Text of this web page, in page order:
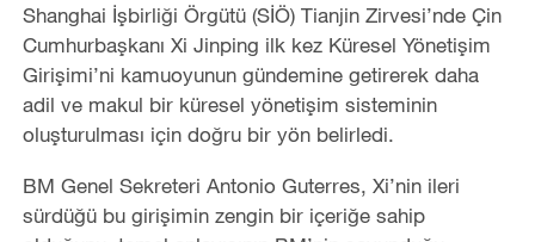
Shanghai İşbirliği Örgütü (SİÖ) Tianjin Zirvesi’nde Çin
Cumhurbaşkanı Xi Jinping ilk kez Küresel Yönetişim
Girişimi’ni kamuoyunun gündemine getirerek daha
adil ve makul bir küresel yönetişim sisteminin
oluşturulması için doğru bir yön belirledi.
BM Genel Sekreteri Antonio Guterres, Xi’nin ileri
sürdüğü bu girişimin zengin bir içeriğe sahip